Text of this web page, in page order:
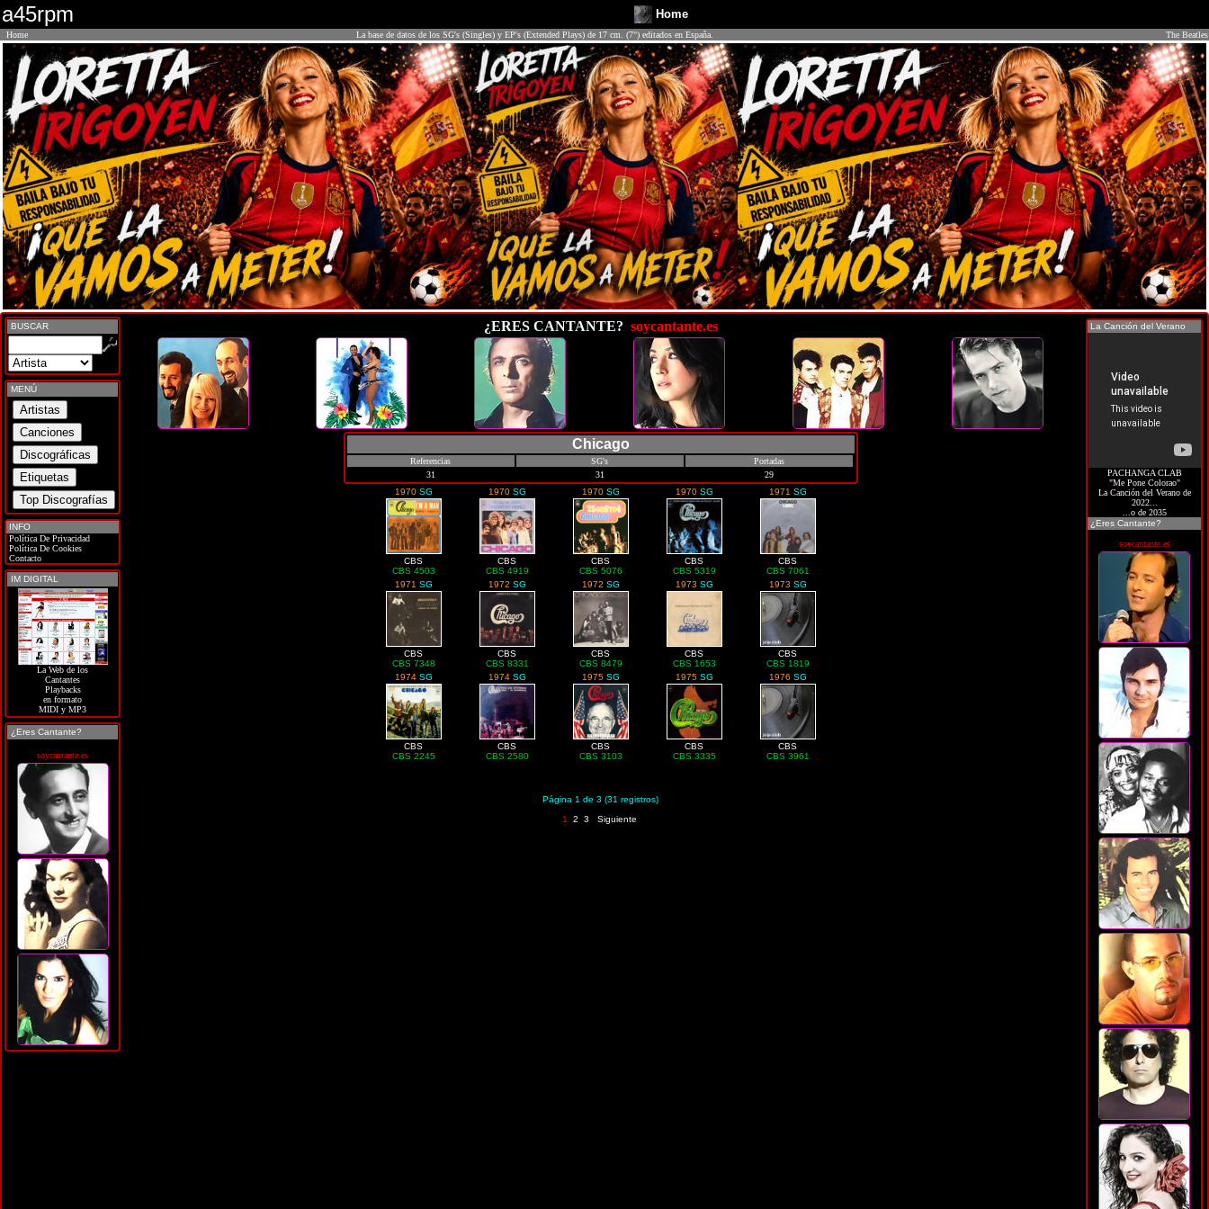
a45rpm Home
Home La base de datos de los SG's (Singles) y EP's (Extended Plays) de 17 cm. (7") editados en España. The Beatles
BUSCAR
MENÚ
INFO
Política De Privacidad
Política De Cookies
Contacto
IM DIGITAL
La Web de los
Cantantes
Playbacks
en formato
MIDI y MP3
¿Eres Cantante?
soycantante.es
¿ERES CANTANTE? soycantante.es
Chicago
Referencias SG's
Portadas
31
31
29
1970 SG
CBS
CBS 4503
1970 SG
CBS
CBS 4919
1970 SG
CBS
CBS 5076
1970 SG
CBS
CBS 5319
1971 SG
CBS
CBS 7061
1971 SG
CBS
CBS 7348
1972 SG
CBS
CBS 8331
1972 SG
CBS
CBS 8479
1973 SG
CBS
CBS 1653
1973 SG
CBS
CBS 1819
1974 SG
CBS
CBS 2245
1974 SG
CBS
CBS 2580
1975 SG
CBS
CBS 3103
1975 SG
CBS
CBS 3335
1976 SG
CBS
CBS 3961
Página 1 de 3 (31 registros)
1 2 3 Siguiente
La Canción del Verano
PACHANGA CLAB
"Me Pone Colorao"
La Canción del Verano de
2022...
...o de 2035
¿Eres Cantante?
soycantante.es